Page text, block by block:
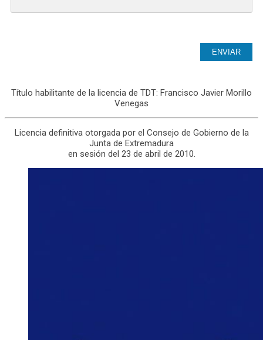
Título habilitante de la licencia de TDT: Francisco Javier Morillo
Venegas
Licencia definitiva otorgada por el Consejo de Gobierno de la
Junta de Extremadura
en sesión del 23 de abril de 2010.